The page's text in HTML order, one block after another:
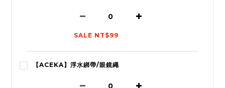
SALE NT$99
【ACEKA】浮水綁帶/眼鏡繩